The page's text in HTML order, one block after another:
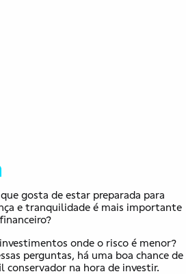
gosta de estar preparada para
e tranquilidade é mais importante
onde o risco é menor?
perguntas, há uma boa chance de
conservador na hora de investir.